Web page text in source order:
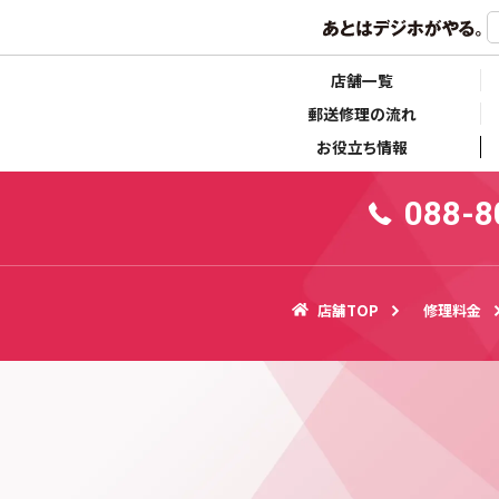
店舗一覧
郵送修理の流れ
お役立ち情報
せ キャンペーン情報
088-
店舗TOP 修理料金